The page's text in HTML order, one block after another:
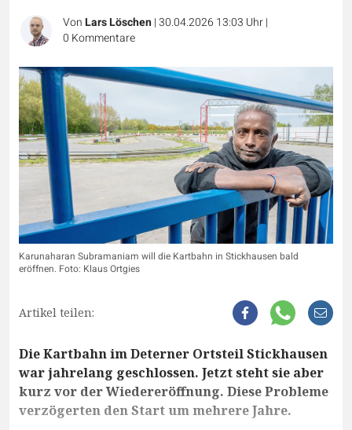
VonLars Löschen|30.04.2026 13:03 Uhr|
0 Kommentare
Karunaharan Subramaniam will die Kartbahn in Stickhausen bald
eröffnen. Foto: Klaus Ortgies
Artikel teilen:
Die Kartbahn im Deterner Ortsteil Stickhausen
war jahrelang geschlossen. Jetzt steht sie aber
kurz vor der Wiedereröffnung. Diese Probleme
verzögerten den Start um mehrere Jahre.